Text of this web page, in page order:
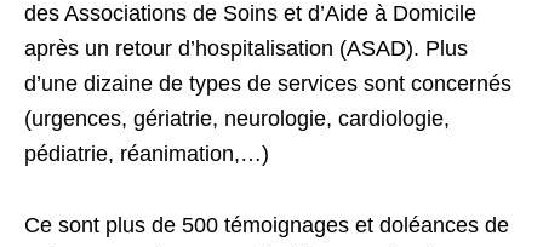
des Associations de Soins et d’Aide à Domicile
après un retour d’hospitalisation (ASAD). Plus
d’une dizaine de types de services sont concernés
(urgences, gériatrie, neurologie, cardiologie,
pédiatrie, réanimation,…)
Ce sont plus de 500 témoignages et doléances de